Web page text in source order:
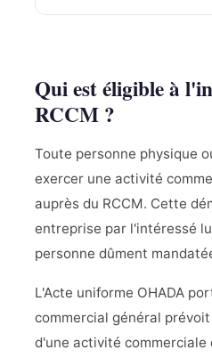
Qui est éligible à
RCCM ?
Toute personne physique
exercer une activité
auprès du RCCM. Cette
entreprise par l'intéressé
personne dûment
L'Acte uniforme OHADA
commercial général
d'une activité